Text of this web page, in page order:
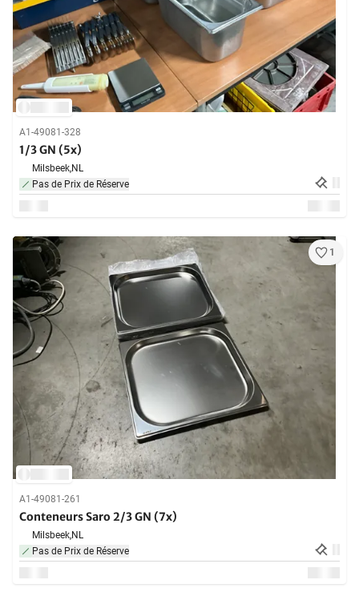
A1-49081-328
1/3 GN (5x)
Milsbeek,NL
Pas de Prix de Réserve
1
A1-49081-261
Conteneurs Saro 2/3 GN (7x)
Milsbeek,NL
Pas de Prix de Réserve